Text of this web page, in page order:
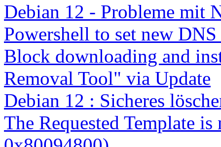
Debian 12 - Probleme mit
Powershell to set new
Block downloading and
Removal Tool" via Update
Debian 12 : Sicheres
The Requested Template